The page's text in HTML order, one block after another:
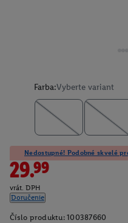
Farba:Vyberte variant
Nedostupné! Podobné skvelé
29.99
vrát. DPH
Doručenie
Číslo produktu: 100387660